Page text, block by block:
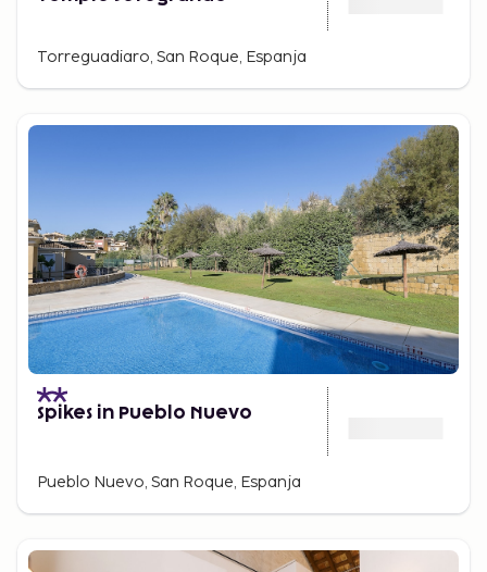
Torreguadiaro, San Roque, Espanja
Spikes in Pueblo Nuevo
Pueblo Nuevo, San Roque, Espanja